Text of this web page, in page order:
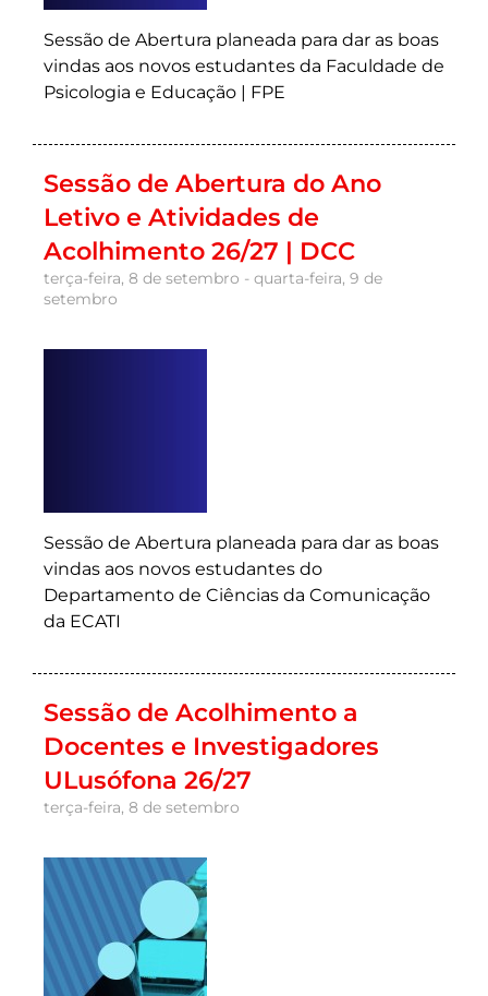
Sessão de Abertura planeada para dar as boas
vindas aos novos estudantes da Faculdade de
Psicologia e Educação | FPE
Sessão de Abertura do Ano
Letivo e Atividades de
Acolhimento 26/27 | DCC
terça-feira, 8 de setembro - quarta-feira, 9 de
setembro
Sessão de Abertura planeada para dar as boas
vindas aos novos estudantes do
Departamento de Ciências da Comunicação
da ECATI
Sessão de Acolhimento a
Docentes e Investigadores
ULusófona 26/27
terça-feira, 8 de setembro